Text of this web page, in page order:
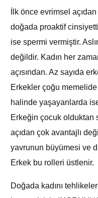
İlk önce evrimsel
doğada proaktif
ise spermi vermiştir.
değildir. Kadın her
açısından. Az sayıda
Erkekler çoğu
halinde yaşayanlarda
Erkeğin çocuk olduktan
açıdan çok avantajlı
yavrunun büyümesi ve
Erkek bu rolleri üstlenir.
Doğada kadını